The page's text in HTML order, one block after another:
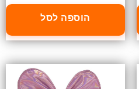
הוספה לסל